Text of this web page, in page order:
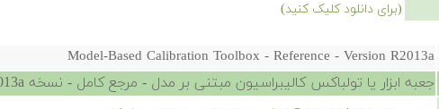
(برای دانلود کلیک کنید)
Model-Based Calibration Toolbox - Reference - Version R2013a
جعبه ابزار یا تولباکس کالیبراسیون مبتنی بر مدل - مرجع کامل - نسخه R2013a